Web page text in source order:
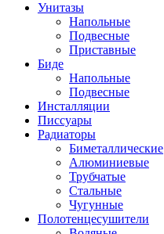
Унитазы
Напольные
Подвесные
Приставные
Биде
Напольные
Подвесные
Инсталляции
Писсуары
Радиаторы
Биметаллические
Алюминиевые
Трубчатые
Стальные
Чугунные
Полотенцесушители